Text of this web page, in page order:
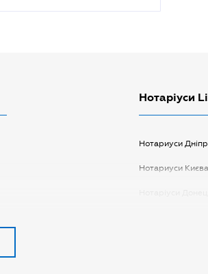
Нотаріуси
Нотариуси
Нотариуси Києва